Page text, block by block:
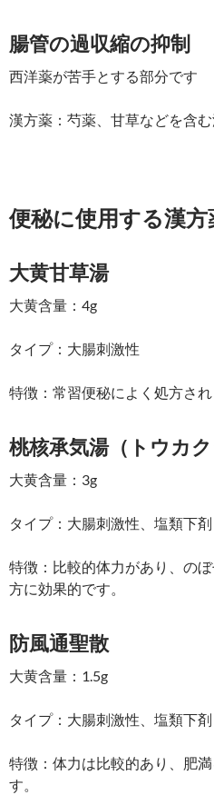
腸管の過収縮の抑制
西洋薬が苦手とする部分です
漢方薬：芍薬、甘草などを含む
便秘に使用する漢方
大黄甘草湯
大黄含量：4g
タイプ：大腸刺激性
特徴：常習便秘によく処方され
桃核承気湯（トウカ
大黄含量：3g
タイプ：大腸刺激性、塩類下剤
特徴：比較的体力があり、の
方に効果的です。
防風通聖散
大黄含量：1.5g
タイプ：大腸刺激性、塩類下剤
特徴：体力は比較的あり、肥
す。